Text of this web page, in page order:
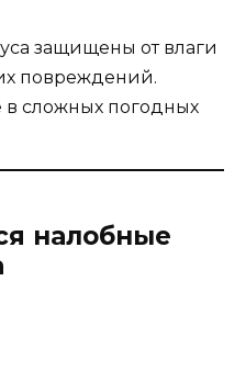
защищены от влаги
повреждений.
в сложных погодных
налобные